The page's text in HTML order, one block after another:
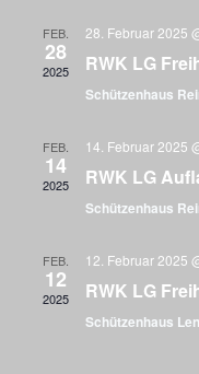
FEB.
28
2025
28. Februar 2025
RWK LG
Schützenhaus
FEB.
14
2025
14. Februar 2025
RWK LG
Schützenhaus
FEB.
12
2025
12. Februar 2025
RWK LG
Schützenhaus